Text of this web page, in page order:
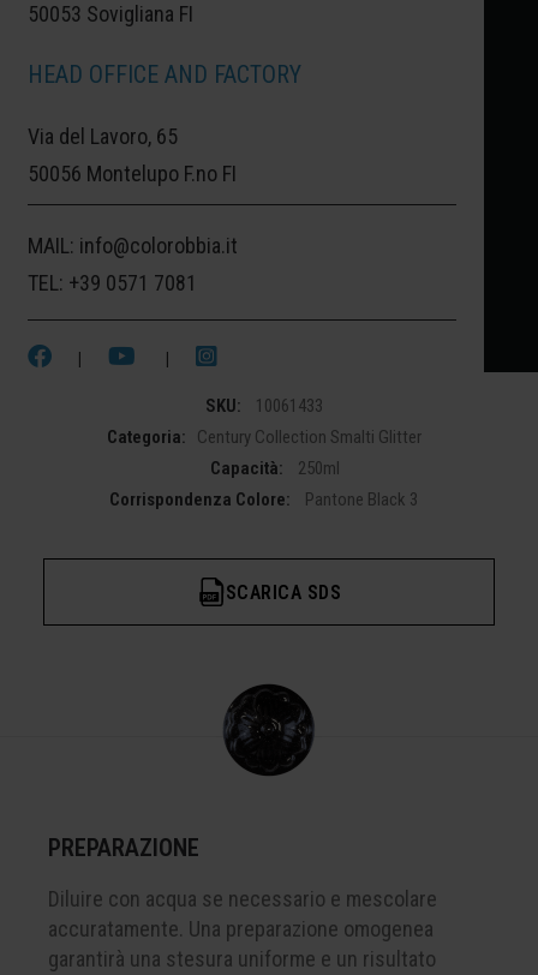
50053 Sovigliana FI
HEAD OFFICE AND FACTORY
Via del Lavoro, 65
50056 Montelupo F.no FI
MAIL: info@colorobbia.it
TEL: +39 0571 7081
| |
È PROPRIO LA SUA POSIZIONE
L'ASSOCIAZIONE CROMATICA CON IL
NERO HCE 95, UNA NUANCE PROFONDA E
VERSATILE. VARNA È, INFATTI, UNO DEI
PRINCIPALI PORTI DEL MAR NERO.
SKU:
10061433
Categoria:
Century Collection Smalti Glitter
Capacità:
250ml
Corrispondenza Colore:
Pantone Black 3
SCARICA SDS
PREPARAZIONE
Diluire con acqua se necessario e mescolare
accuratamente. Una preparazione omogenea
garantirà una stesura uniforme e un risultato